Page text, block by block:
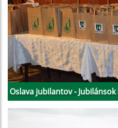
Oslava jubilantov -